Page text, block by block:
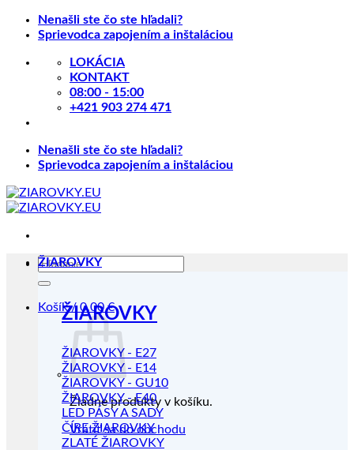
Skip
Nenašli ste čo ste hľadali?
Sprievodca zapojením a inštaláciou
LOKÁCIA
KONTAKT
08:00 - 15:00
+421 903 274 471
Nenašli ste čo ste hľadali?
Sprievodca zapojením a inštaláciou
Hľadať:
Košík /0.00€
Žiadne produkty v košíku.
Vrátiť sa do obchodu
ŽIAROVKY
ŽIAROVKY
ŽIAROVKY - E27
ŽIAROVKY - E14
ŽIAROVKY - GU10
ŽIAROVKY - E40
LED PÁSY A SADY
ČÍRE ŽIAROVKY
ZLATÉ ŽIAROVKY